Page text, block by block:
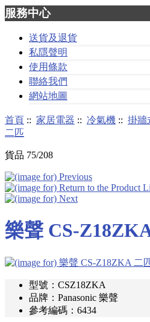
服務中心
送貨及退貨
私隱聲明
使用條款
聯絡我們
網站地圖
首頁 :: 家居電器 :: 冷氣機 :: 掛牆
二匹
貨品 75/208
樂聲 CS-
型號：CSZ18ZKA
品牌：Panasonic 樂聲
參考編碼：6434